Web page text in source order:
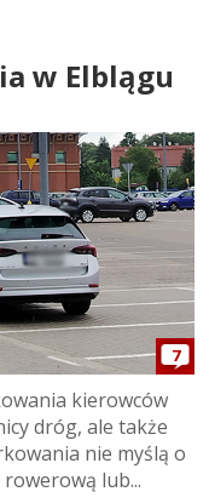
w Elblągu
7
kierowców
dróg, ale także
nie myślą o
lub...